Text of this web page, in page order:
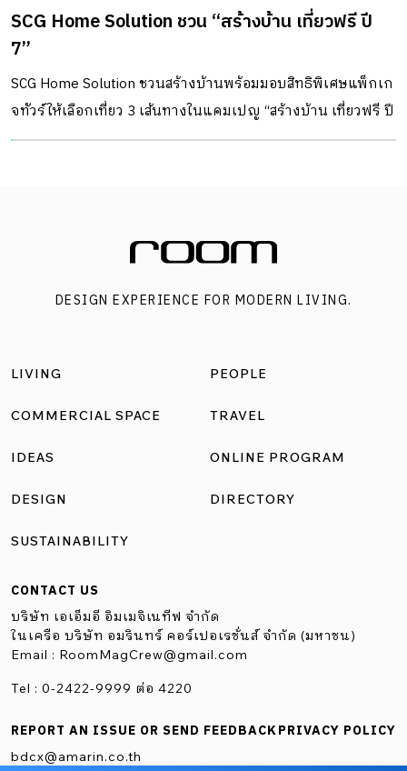
SCG Home Solution ชวน “สร้างบ้าน เที่ยวฟรี ปี
7”
SCG Home Solution ชวนสร้างบ้านพร้อมมอบสิทธิพิเศษแพ็กเก
จทัวร์ให้เลือกเที่ยว 3 เส้นทางในแคมเปญ “สร้างบ้าน เที่ยวฟรี ปี
7”
DESIGN EXPERIENCE FOR MODERN LIVING.
LIVING
COMMERCIAL SPACE
IDEAS
DESIGN
SUSTAINABILITY
PEOPLE
TRAVEL
ONLINE PROGRAM
DIRECTORY
CONTACT US
บริษัท เอเอ็มอี อิมเมจิเนทีฟ จำกัด
ในเครือ บริษัท อมรินทร์ คอร์เปอเรชั่นส์ จำกัด (มหาชน)
Email : RoomMagCrew@gmail.com
Tel : 0-2422-9999 ต่อ 4220
REPORT AN ISSUE OR SEND FEEDBACK
bdcx@amarin.co.th
PRIVACY POLICY